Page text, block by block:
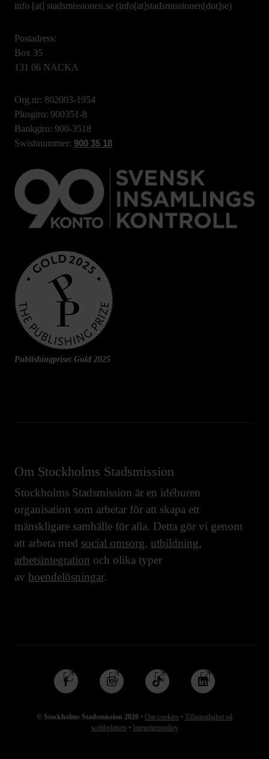
info [at] stadsmissionen.se (info[at]stadsmissionen[dot]se)
Postadress:
Box 35
131 06 NACKA
Org.nr: 802003-1954
Plusgiro: 900351-8
Bankgiro: 900-3518
Swishnummer: 900 35 18
Publishingpriset Guld 2025
Om Stockholms Stadsmission
Stockholms Stadsmission är en idéburen
organisation som arbetar för att skapa ett
mänskligare samhälle för alla. Detta gör vi genom
att arbeta med social omsorg, utbildning,
arbetsintegration och olika typer
av boendelösningar.
© Stockholms Stadsmission 2026 • Om cookies • Tillgänglighet på
webbplatsen • Integritetspolicy
Följ
oss
Facebook
Följ
oss
Instagram
Följ
oss
TikTok
Följ
oss
Linkedin